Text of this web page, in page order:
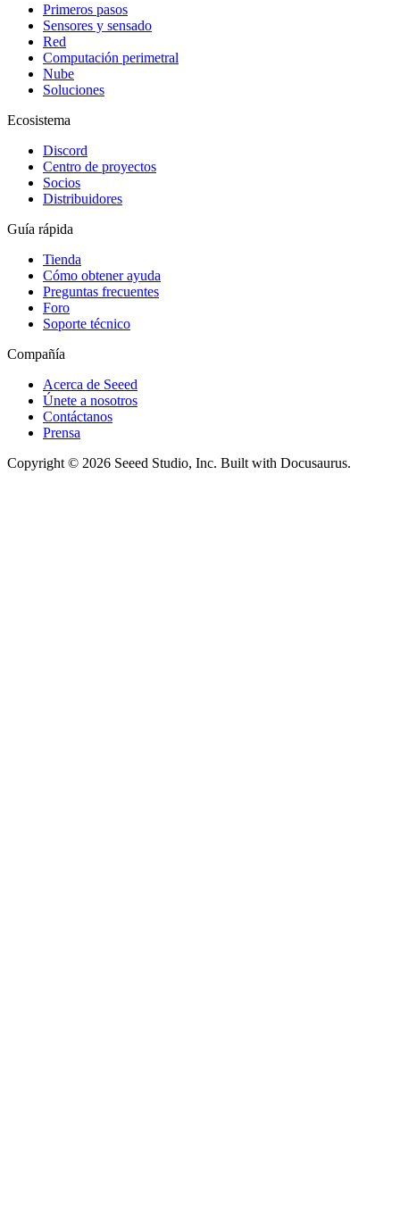
Primeros pasos
Sensores y sensado
Red
Computación perimetral
Nube
Soluciones
Ecosistema
Discord
Centro de proyectos
Socios
Distribuidores
Guía rápida
Tienda
Cómo obtener ayuda
Preguntas frecuentes
Foro
Soporte técnico
Compañía
Acerca de Seeed
Únete a nosotros
Contáctanos
Prensa
Copyright © 2026 Seeed Studio, Inc. Built with Docusaurus.